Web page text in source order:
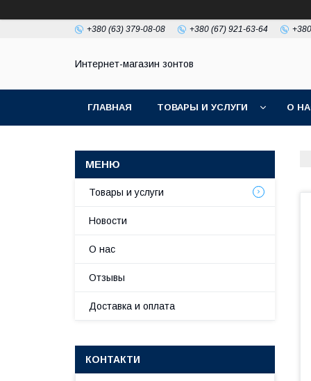
+380 (63) 379-08-08 +380 (67) 921-63-64
Интернет-магазин зонтов
ГЛАВНАЯ ТОВАРЫ И УСЛУГИ О
Товары и услуги
Новости
О нас
Отзывы
Доставка и оплата
КОНТАКТИ